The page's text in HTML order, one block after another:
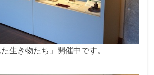
生き物たち」開催中です。